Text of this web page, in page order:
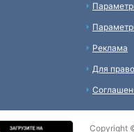
Реклама
Для
Copyright